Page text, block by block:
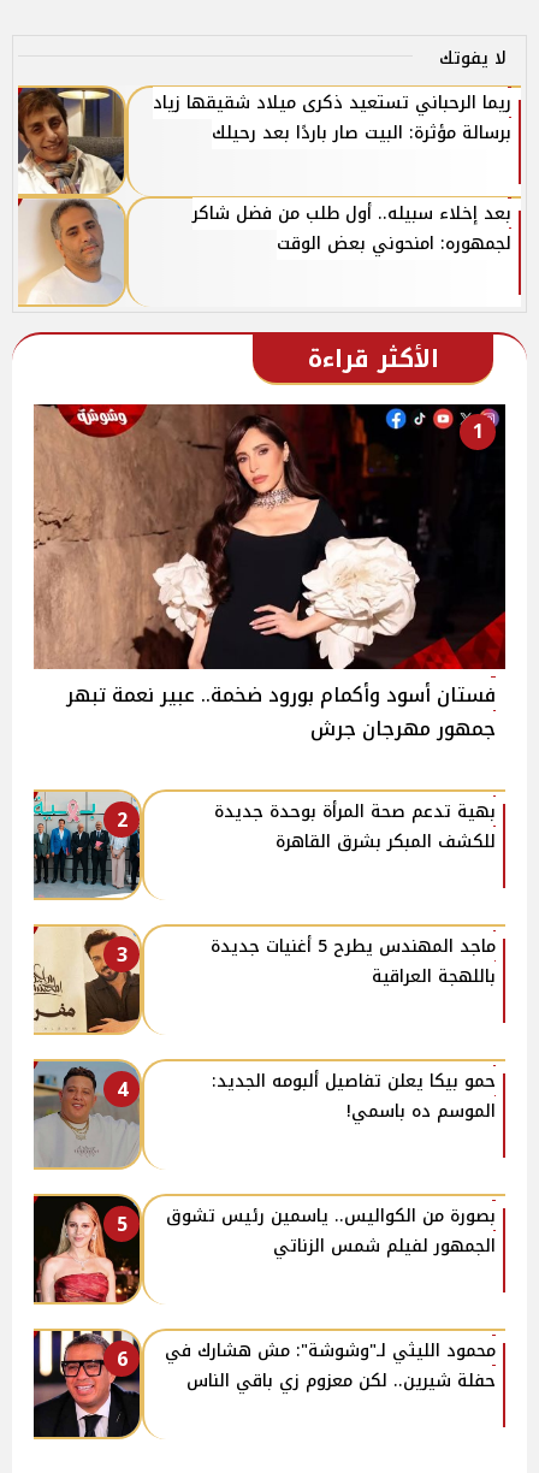
لا يفوتك
ريما الرحباني تستعيد ذكرى ميلاد شقيقها زياد
برسالة مؤثرة: البيت صار باردًا بعد رحيلك
بعد إخلاء سبيله.. أول طلب من فضل شاكر
لجمهوره: امنحوني بعض الوقت
الأكثر قراءة
1
فستان أسود وأكمام بورود ضخمة.. عبير نعمة تبهر
جمهور مهرجان جرش
2
بهية تدعم صحة المرأة بوحدة جديدة
للكشف المبكر بشرق القاهرة
3
ماجد المهندس يطرح 5 أغنيات جديدة
باللهجة العراقية
4
حمو بيكا يعلن تفاصيل ألبومه الجديد:
الموسم ده باسمي!
5
بصورة من الكواليس.. ياسمين رئيس تشوق
الجمهور لفيلم شمس الزناتي
6
محمود الليثي لـ"وشوشة": مش هشارك في
حفلة شيرين.. لكن معزوم زي باقي الناس